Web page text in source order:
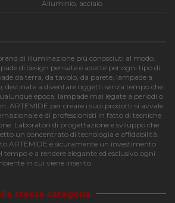
Alluminio, acciaio
di illuminazione più conosciuti al modo.
di design pensate e adatte per ogni tipo di
da terra, da tavolo, da parete, lampade a
destinate a diventare oggetti senza tempo che
epoca, lampade mai legate a periodi o
ARTEMIDE per creare i suoi prodotti si avvale
e di professionisti in fatto di tecniche
Laboratori di progettazione e sviluppo che
un concentrato di tecnologia e affidabilità.
ARTEMIDE è sicuramente un investimento
tempo e a rendere elegante ed esclusivo ogni
in cui viene inserito.
stessa categoria:
necessari
Performance
Funzionalità
necessari consentono le
del sito web come l'accesso
gestione dell'account. Il sito web non
correttamente senza i cookie
Provider /Dominio Scadenza